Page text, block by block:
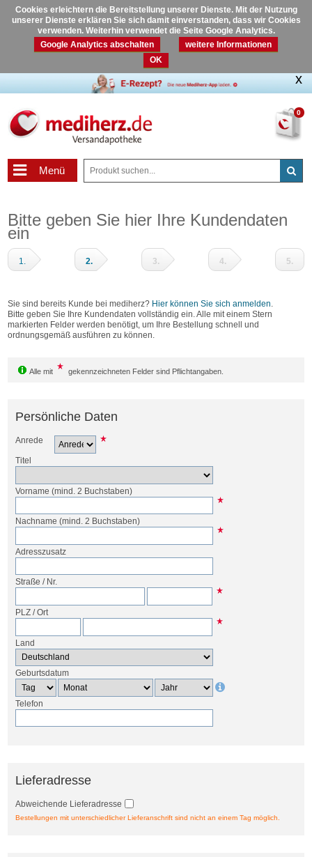
Cookies erleichtern die Bereitstellung unserer Dienste. Mit der Nutzung
unserer Dienste erklären Sie sich damit einverstanden, dass wir Cookies
verwenden. Weiterhin verwendet die Seite Google Analytics.
Google Analytics abschalten
weitere Informationen
OK
0
Menü
Bitte geben Sie hier Ihre Kundendaten
ein
1. 2. 3. 4.
und
Bestellen
5.
Sie sind bereits Kunde bei mediherz? Hier können Sie sich anmelden.
Bitte geben Sie Ihre Kundendaten vollständig ein. Alle mit einem Stern
markierten Felder werden benötigt, um Ihre Bestellung schnell und
ordnungsgemäß ausführen zu können.
Alle mit gekennzeichneten Felder sind Pflichtangaben.
Persönliche Daten
Anrede
Titel
Vorname (mind. 2 Buchstaben)
Nachname (mind. 2 Buchstaben)
Adresszusatz
Straße / Nr.
PLZ/Ort
Land
Geburtsdatum
Telefon
Lieferadresse
Abweichende Lieferadresse
Bestellungen mit unterschiedlicher Lieferanschrift sind nicht an einem Tag möglich.